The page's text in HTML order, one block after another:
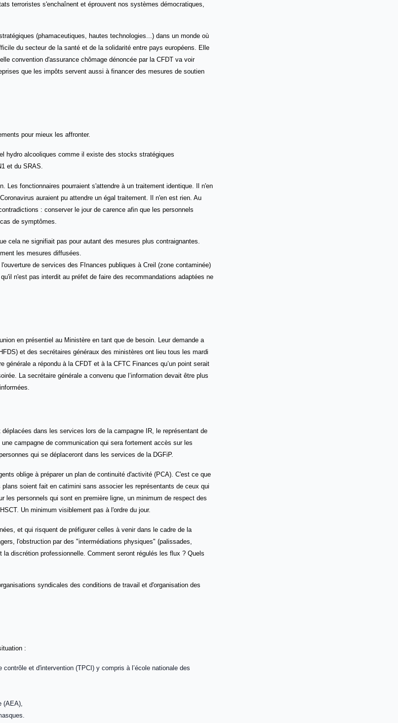
terroristes s'enchaînent et éprouvent nos systèmes démocratiques,
(phamaceutiques, hautes technologies...) dans un monde où
du secteur de la santé et de la solidarité entre pays européens. Elle
convention d'assurance chômage dénoncée par la CFDT va voir
que les impôts servent aussi à financer des mesures de soutien
pour mieux les affronter.
hydro alcooliques comme il existe des stocks stratégiques
et du SRAS.
Les fonctionnaires pourraient s'attendre à un traitement identique. Il n'en
auraient pu attendre un égal traitement. Il n'en est rien. Au
: conserver le jour de carence afin que les personnels
de symptômes.
cela ne signifiait pas pour autant des mesures plus contraignantes.
les mesures diffusées.
de services des FInances publiques à Creil (zone contaminée)
n'est pas interdit au préfet de faire des recommandations adaptées ne
en présentiel au Ministère en tant que de besoin. Leur demande a
et des secrétaires généraux des ministères ont lieu tous les mardi
a répondu à la CFDT et à la CFTC Finances qu’un point serait
La secrétaire générale a convenu que l’information devait être plus
dans les services lors de la campagne IR, l e représentant de
campagne de communication qui sera fortement accès sur les
qui se déplaceront dans les services de la DGFiP.
oblige à préparer un plan de continuité d'activité (PCA). C'est ce que
soient fait en catimini sans associer les représentants de ceux qui
les personnels qui sont en première ligne, un minimum de respect des
Un minimum visiblement pas à l'ordre du jour.
et qui risquent de préfigurer celles à venir dans le cadre de la
l'obstruction par des "intermédiations physiques" (palissades,
discrétion professionnelle. Comment seront régulés les flux ? Quels
syndicales des conditions de travail et d'organisation des
:
et d'intervention (TPCI) y compris à l’école nationale des
(AEA),